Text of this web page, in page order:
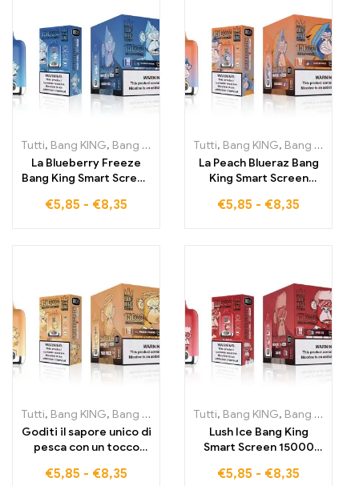
Tutti, Bang KING, Bang King 12000 Puff ,Bang King Smart Screen
La Blueberry Freeze
Bang King Smart Screen
delizioso mix di mirtilli
€5,85 - €8,35
Tutti, Bang KING, Bang King Smart Screen 15000 Soffi
La Peach Blueraz Bang
King Smart Screen
15000 tiri pieni di aromi
€5,85 - €8,35
Tutti, Bang KING, Bang King Smart Screen 15000 Soffi ,Sigarette
Goditi il sapore unico di
pesca con un tocco
perfettamente
€5,85 - €8,35
Tutti, Bang KING, Bang King Smart Screen 15000 Soffi
Lush Ice Bang King
Smart Screen 15000
svapo rinfrescante
€5,85 - €8,35